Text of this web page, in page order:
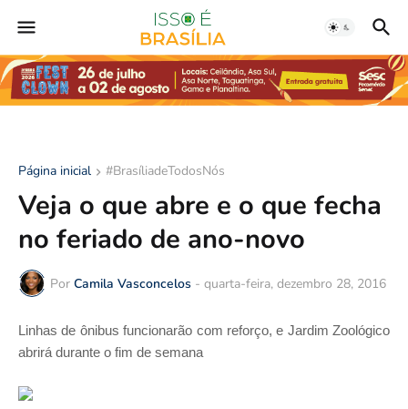
Página inicial #BrasíliadeTodosNós
Veja o que abre e o que fecha
no feriado de ano-novo
Por Camila Vasconcelos - quarta-feira, dezembro 28, 2016
Linhas de ônibus funcionarão com reforço, e Jardim Zoológico
abrirá durante o fim de semana